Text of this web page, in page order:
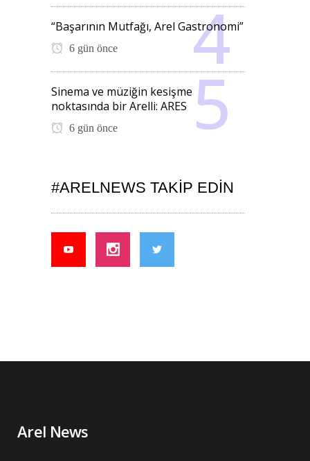
“Başarının Mutfağı, Arel Gastronomi”
6 gün önce
Sinema ve müziğin kesişme
noktasında bir Arelli: ARES
6 gün önce
#ARELNEWS TAKIP EDIN
Arel News